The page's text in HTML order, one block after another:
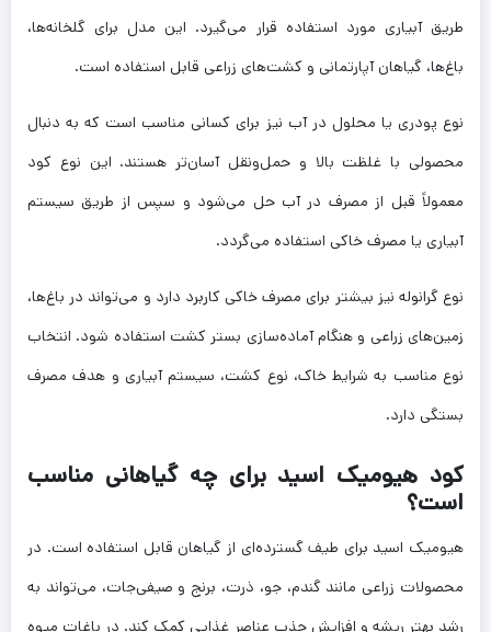
طریق آبیاری مورد استفاده قرار می‌گیرد. این مدل برای گلخانه‌ها،
باغ‌ها، گیاهان آپارتمانی و کشت‌های زراعی قابل استفاده است.
نوع پودری یا محلول در آب نیز برای کسانی مناسب است که به دنبال
محصولی با غلظت بالا و حمل‌ونقل آسان‌تر هستند. این نوع کود
معمولاً قبل از مصرف در آب حل می‌شود و سپس از طریق سیستم
آبیاری یا مصرف خاکی استفاده می‌گردد.
نوع گرانوله نیز بیشتر برای مصرف خاکی کاربرد دارد و می‌تواند در باغ‌ها،
زمین‌های زراعی و هنگام آماده‌سازی بستر کشت استفاده شود. انتخاب
نوع مناسب به شرایط خاک، نوع کشت، سیستم آبیاری و هدف مصرف
بستگی دارد.
کود هیومیک اسید برای چه گیاهانی مناسب
است؟
هیومیک اسید برای طیف گسترده‌ای از گیاهان قابل استفاده است. در
محصولات زراعی مانند گندم، جو، ذرت، برنج و صیفی‌جات، می‌تواند به
رشد بهتر ریشه و افزایش جذب عناصر غذایی کمک کند. در باغات میوه